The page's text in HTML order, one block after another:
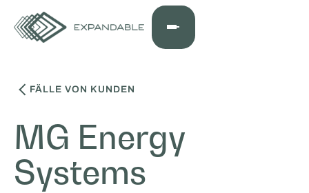
FÄLLE VON KUNDEN
MG Energy
Systems